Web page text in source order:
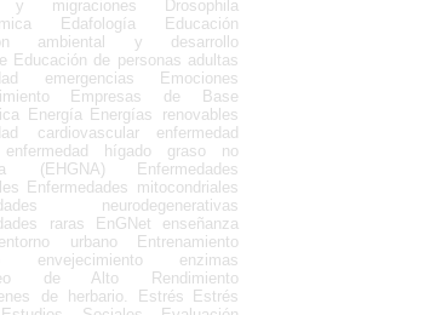
y migraciones
Drosophila
Edafología
Educación
ambiental y desarrollo
Educación de personas adultas
emergencias
Emociones
Empresas de Base
Energía Energías renovables
cardiovascular
enfermedad
enfermedad hígado graso no
(EHGNA)
Enfermedades
Enfermedades mitocondriales
neurodegenerativas
raras
EnGNet
enseñanza
entorno urbano
Entrenamiento
envejecimiento
enzimas
de Alto Rendimiento
de herbario.
Estrés
Estrés